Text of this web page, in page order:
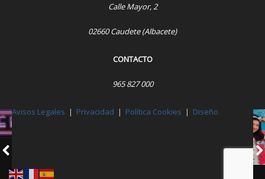
Calle Mayor, 2
02660 Caudete (Albacete)
CONTACTO
965 827 000
Avisos Legales | Privacidad | Política Cookies | Diseño